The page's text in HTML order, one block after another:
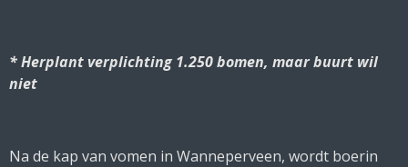
* Herplant verplichting 1.250 bomen, maar buurt wil
niet
Na de kap van vomen in Wanneperveen, wordt boerin